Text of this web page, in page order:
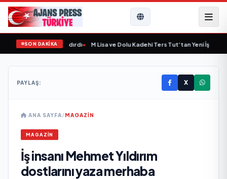
SON DAKİKA
Bir Marka Kazandırdı• M Lisa ve Dolu Kadehi Ters Tut’tan Yeni İş Birliği:
PAYLAŞ: X
ANA SAYFA/MAGAZİN
MAGAZİN
İş insanı Mehmet Yıldırım
dostlarını yaza merhaba